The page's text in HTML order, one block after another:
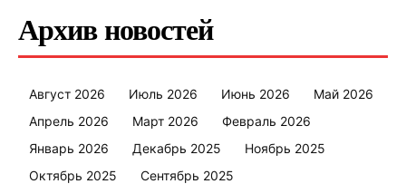
Архив новостей
Август 2026 Июль 2026 Июнь 2026
Май 2026
Апрель 2026
Март 2026
Февраль 2026
Январь 2026
Декабрь 2025
Ноябрь 2025
Октябрь 2025
Сентябрь 2025